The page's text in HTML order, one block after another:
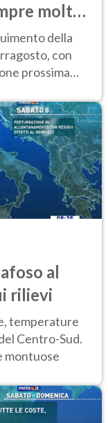
molto
della
con
prossima
al
rilievi
temperature
Centro-Sud.
montuose